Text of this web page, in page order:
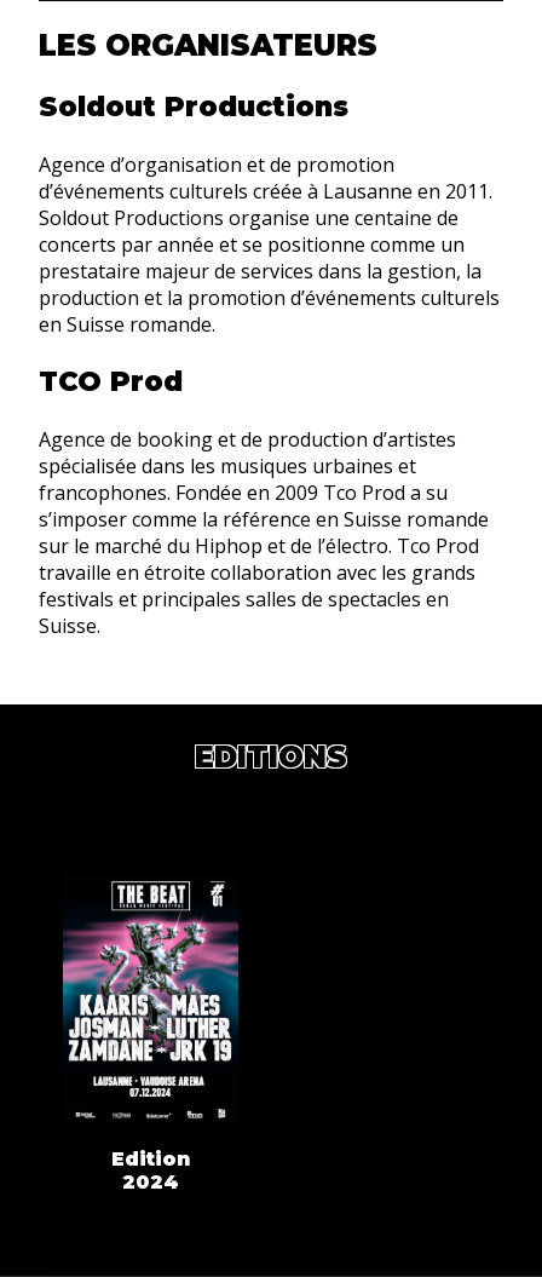
LES ORGANISATEURS
Soldout Productions
Agence d’organisation et de promotion
d’événements culturels créée à Lausanne en 2011.
Soldout Productions organise une centaine de
concerts par année et se positionne comme un
prestataire majeur de services dans la gestion, la
production et la promotion d’événements culturels
en Suisse romande.
TCO Prod
Agence de booking et de production d’artistes
spécialisée dans les musiques urbaines et
francophones. Fondée en 2009 Tco Prod a su
s’imposer comme la référence en Suisse romande
sur le marché du Hiphop et de l’électro. Tco Prod
travaille en étroite collaboration avec les grands
festivals et principales salles de spectacles en
Suisse.
EDITIONS
Edition
2024